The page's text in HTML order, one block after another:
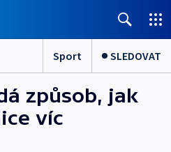
Sport SLEDOVAT
způsob, jak
víc